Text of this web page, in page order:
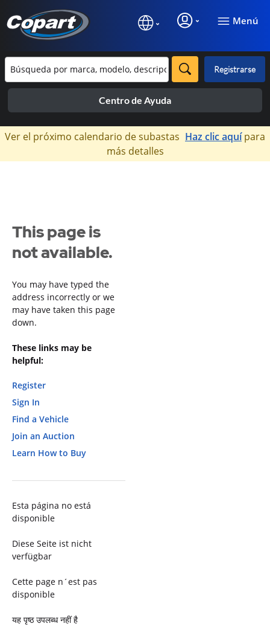
Menú
Registrarse
Centro de Ayuda
×
Ver el próximo calendario de subastas Haz clic aquípara
más detalles
This page is
not available.
You may have typed the
address incorrectly or we
may have taken this page
down.
These links may be
helpful:
Register
Sign In
Find a Vehicle
Join an Auction
Learn How to Buy
Esta página no está
disponible
Diese Seite ist nicht
verfügbar
Cette page n´est pas
disponible
यह पृष्ठ उपलब्ध नहीं है